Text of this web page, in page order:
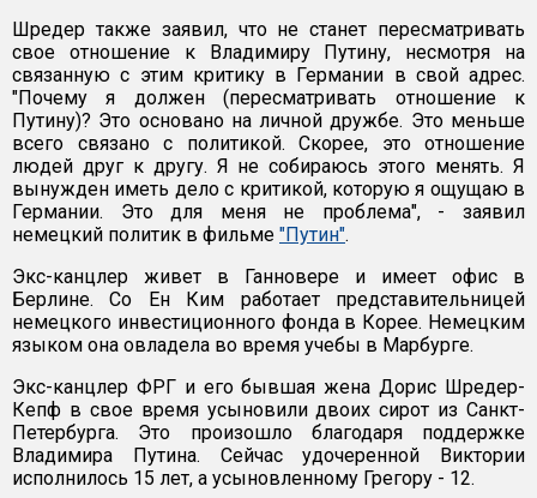
Шредер также заявил, что не станет пересматривать
свое отношение к Владимиру Путину, несмотря на
связанную с этим критику в Германии в свой адрес.
"Почему я должен (пересматривать отношение к
Путину)? Это основано на личной дружбе. Это меньше
всего связано с политикой. Скорее, это отношение
людей друг к другу. Я не собираюсь этого менять. Я
вынужден иметь дело с критикой, которую я ощущаю в
Германии. Это для меня не проблема", - заявил
немецкий политик в фильме "Путин".
Экс-канцлер живет в Ганновере и имеет офис в
Берлине. Со Ен Ким работает представительницей
немецкого инвестиционного фонда в Корее. Немецким
языком она овладела во время учебы в Марбурге.
Экс-канцлер ФРГ и его бывшая жена Дорис Шредер-
Кепф в свое время усыновили двоих сирот из Санкт-
Петербурга. Это произошло благодаря поддержке
Владимира Путина. Сейчас удочеренной Виктории
исполнилось 15 лет, а усыновленному Грегору - 12.